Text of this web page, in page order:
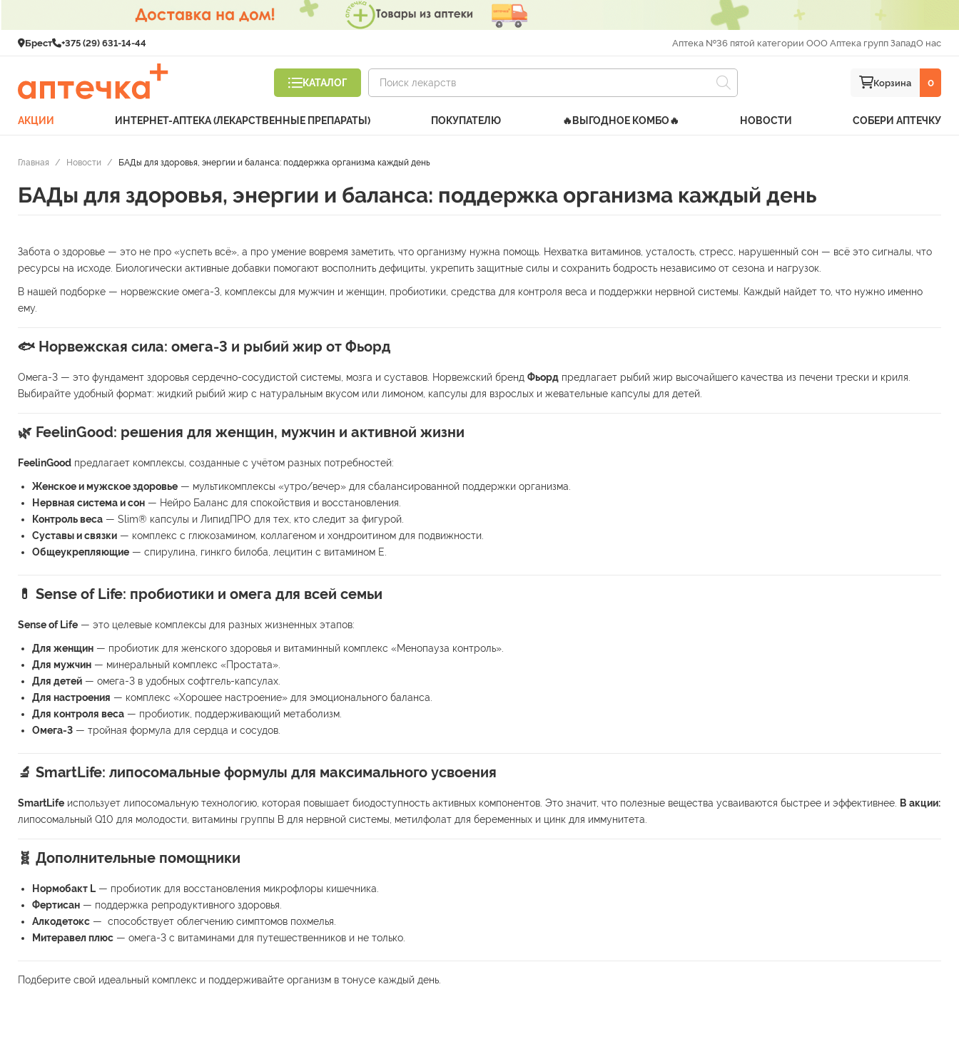
Брест +375 (29) 631-14-44 Аптека №36 пятой категории ООО Аптека групп ЗападО нас
КАТАЛОГ Корзина 0
АКЦИИ ИНТЕРНЕТ-АПТЕКА (ЛЕКАРСТВЕННЫЕ ПРЕПАРАТЫ) ПОКУПАТЕЛЮ 🔥ВЫГОДНОЕ КОМБО🔥 НОВОСТИ СОБЕРИ АПТЕЧКУ
Главная / Новости / БАДы для здоровья, энергии и баланса: поддержка организма каждый день
БАДы для здоровья, энергии и баланса: поддержка организма каждый день
Забота о здоровье — это не про «успеть всё», а про умение вовремя заметить, что организму нужна помощь. Нехватка витаминов, усталость, стресс, нарушенный сон — всё это сигналы, что
ресурсы на исходе. Биологически активные добавки помогают восполнить дефициты, укрепить защитные силы и сохранить бодрость независимо от сезона и нагрузок.
В нашей подборке — норвежские омега-3, комплексы для мужчин и женщин, пробиотики, средства для контроля веса и поддержки нервной системы. Каждый найдет то, что нужно именно
ему.
🐟 Норвежская сила: омега-3 и рыбий жир от Фьорд
Омега-3 — это фундамент здоровья сердечно-сосудистой системы, мозга и суставов. Норвежский бренд Фьорд предлагает рыбий жир высочайшего качества из печени трески и криля.
Выбирайте удобный формат: жидкий рыбий жир с натуральным вкусом или лимоном, капсулы для взрослых и жевательные капсулы для детей.
🌿 FeelinGood: решения для женщин, мужчин и активной жизни
FeelinGood предлагает комплексы, созданные с учётом разных потребностей:
Женское и мужское здоровье — мультикомплексы «утро/вечер» для сбалансированной поддержки организма.
Нервная система и сон — Нейро Баланс для спокойствия и восстановления.
Контроль веса — Slim® капсулы и ЛипидПРО для тех, кто следит за фигурой.
Суставы и связки — комплекс с глюкозамином, коллагеном и хондроитином для подвижности.
Общеукрепляющие — спирулина, гинкго билоба, лецитин с витамином Е.
💊 Sense of Life: пробиотики и омега для всей семьи
Sense of Life — это целевые комплексы для разных жизненных этапов:
Для женщин — пробиотик для женского здоровья и витаминный комплекс «Менопауза контроль».
Для мужчин — минеральный комплекс «Простата».
Для детей — омега-3 в удобных софтгель-капсулах.
Для настроения — комплекс «Хорошее настроение» для эмоционального баланса.
Для контроля веса — пробиотик, поддерживающий метаболизм.
Омега-3 — тройная формула для сердца и сосудов.
🔬 SmartLife: липосомальные формулы для максимального усвоения
SmartLife использует липосомальную технологию, которая повышает биодоступность активных компонентов. Это значит, что полезные вещества усваиваются быстрее и эффективнее. В акции:
липосомальный Q10 для молодости, витамины группы В для нервной системы, метилфолат для беременных и цинк для иммунитета.
🧬 Дополнительные помощники
Нормобакт L — пробиотик для восстановления микрофлоры кишечника.
Фертисан — поддержка репродуктивного здоровья.
Алкодетокс — способствует облегчению симптомов похмелья.
Митеравел плюс — омега-3 с витаминами для путешественников и не только.
Подберите свой идеальный комплекс и поддерживайте организм в тонусе каждый день.